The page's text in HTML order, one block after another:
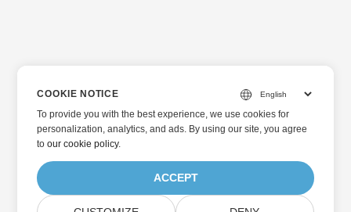
COOKIE NOTICE
To provide you with the best experience, we use cookies for
personalization, analytics, and ads. By using our site, you agree
toour cookie policy.
ACCEPT